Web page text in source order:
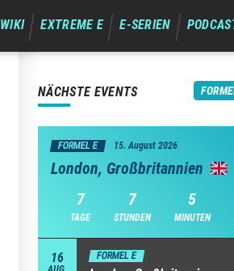
WIKI EXTREME E E-SERIEN
NÄCHSTE EVENTS
FORMEL E 15. August 2026
London, Großbritannien
7
TAGE
7
STUNDEN
5
MINUTEN
16 FORMEL E